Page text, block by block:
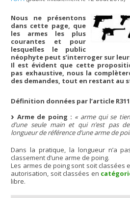
Nous ne présentons
dans cette page, que
les armes les plus
courantes et pour
lesquelles le public
néophyte peut s’interroger sur
Il est évident que cette
pas exhaustive, nous la
des demandes, tout en restant au
Définition données par l’article
Arme de poing : « arme qui se
d’une seule main et qui n’est pas
longueur de référence d’une arme de
Dans la pratique, la longueur n’a
classement d’une arme de poing.
Les armes de poing sont soit classées
autorisation, soit classées en
libre.